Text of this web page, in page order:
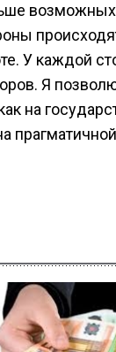
У каждой
Я
на